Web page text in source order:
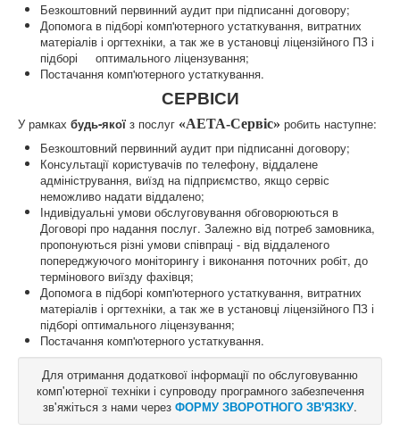
Безкоштовний первинний аудит при підписанні договору;
Допомога в підборі комп'ютерного устаткування, витратних
матеріалів і оргтехніки, а так же в установці ліцензійного ПЗ і
підборі оптимального ліцензування;
Постачання комп'ютерного устаткування.
СЕРВІСИ
У рамках будь-якої з послуг «АЕТА-Сервіс» робить наступне:
Безкоштовний первинний аудит при підписанні договору;
Консультації користувачів по телефону, віддалене
адміністрування, виїзд на підприємство, якщо сервіс
неможливо надати віддалено;
Індивідуальні умови обслуговування обговорюються в
Договорі про надання послуг. Залежно від потреб замовника,
пропонуються різні умови співпраці - від віддаленого
попереджуючого моніторингу і виконання поточних робіт, до
термінового виїзду фахівця;
Допомога в підборі комп'ютерного устаткування, витратних
матеріалів і оргтехніки, а так же в установці ліцензійного ПЗ і
підборі оптимального ліцензування;
Постачання комп'ютерного устаткування.
Для отримання додаткової інформації по обслуговуванню
комп'ютерної техніки і супроводу програмного забезпечення
зв'яжіться з нами через ФОРМУ ЗВОРОТНОГО ЗВ'ЯЗКУ.